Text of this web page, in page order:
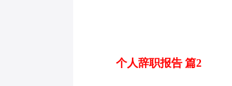
个人辞职报告 篇2